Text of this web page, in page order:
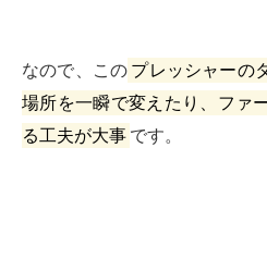
なので、この プレッシャーの
場所を一瞬で変えたり、ファ
る工夫が大事 です。